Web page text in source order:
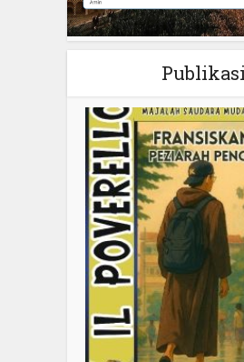
Publikasi